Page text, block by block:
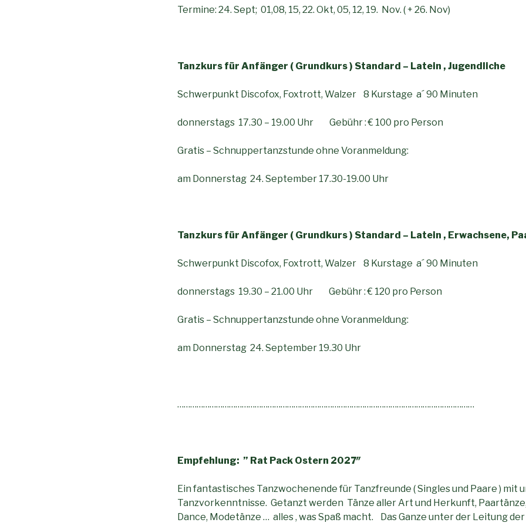
Termine: 24. Sept; 01,08, 15, 22. Okt, 05, 12, 19. Nov. ( + 26. Nov)
Tanzkurs für Anfänger ( Grundkurs ) Standard – Latein , Jugendliche
Schwerpunkt Discofox, Foxtrott, Walzer 8 Kurstage a´ 90 Minuten
donnerstags 17.30 – 19.00 Uhr Gebühr : € 100 pro Person
Gratis – Schnuppertanzstunde ohne Voranmeldung:
am Donnerstag 24. September 17.30-19.00 Uhr
Tanzkurs für Anfänger ( Grundkurs ) Standard – Latein , Erwachsene,
Schwerpunkt Discofox, Foxtrott, Walzer 8 Kurstage a´ 90 Minuten
donnerstags 19.30 – 21.00 Uhr Gebühr : € 120 pro Person
Gratis – Schnuppertanzstunde ohne Voranmeldung:
am Donnerstag 24. September 19.30 Uhr
…………………………………………………………………………………………………………………………
Empfehlung: ” Rat Pack Ostern 2027″
Ein fantastisches Tanzwochenende für Tanzfreunde ( Singles und Paare ) mit
Tanzvorkenntnisse. Getanzt werden Tänze aller Art und Herkunft,
Dance, Modetänze … alles , was Spaß macht. Das Ganze unter der Leitung